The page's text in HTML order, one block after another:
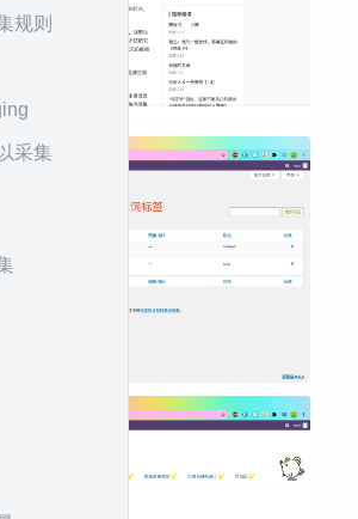
规则
采集